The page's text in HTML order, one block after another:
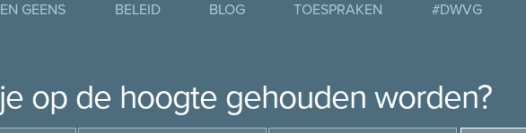
GEENS BELEID BLOG TOESPRAKEN #DWVG
op de hoogte gehouden worden?